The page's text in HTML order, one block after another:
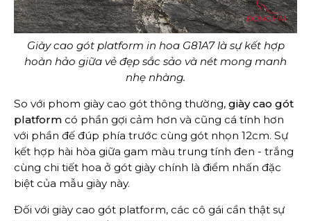
Giày cao gót platform in hoa G81A7 là sự kết hợp
hoàn hảo giữa vẻ đẹp sắc sảo và nét mong manh
nhẹ nhàng.
So với phom giày cao gót thông thường, giày cao gót
platform có phần gợi cảm hơn và cũng cá tính hơn
với phần đế đúp phía trước cùng gót nhọn 12cm. Sự
kết hợp hài hòa giữa gam màu trung tính đen - trắng
cùng chi tiết hoa ở gót giày chính là điểm nhấn đặc
biệt của mẫu giày này.
Đối với giày cao gót platform, các cô gái cần thật sự